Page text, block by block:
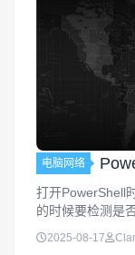
电脑网络
打开PowerShell
的时候要检测是
时，会检查新版
且每次打开pwsh
2025-08-17